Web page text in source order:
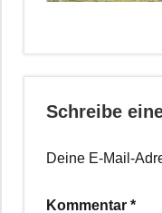
Schreibe
Deine E-Mail-
Kommentar *